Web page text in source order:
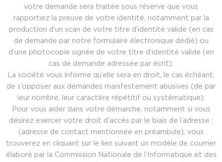
votre demande sera traitée sous réserve que vous
rapportiez la preuve de votre identité, notamment par la
production d’un scan de votre titre d’identité valide (en cas
de demande par notre formulaire électronique dédié) ou
d’une photocopie signée de votre titre d’identité valide (en
cas de demande adressée par écrit).
La société vous informe qu’elle sera en droit, le cas échéant,
de s’opposer aux demandes manifestement abusives (de par
leur nombre, leur caractère répétitif ou systématique).
Pour vous aider dans votre démarche, notamment si vous
désirez exercer votre droit d’accès par le biais de l’adresse :
(adresse de contact mentionnée en préambule), vous
trouverez en cliquant sur le lien suivant un modèle de courrier
élaboré par la Commission Nationale de l’Informatique et des